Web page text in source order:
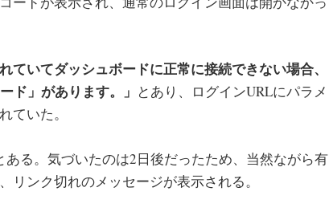
ていてダッシュボードに正常に接続できない場合、
ド」があります。」 とあり、ログインURLにパラメ
ていた。
る。気づいたのは2日後だったため、当然ながら有
ンク切れのメッセージが表示される。